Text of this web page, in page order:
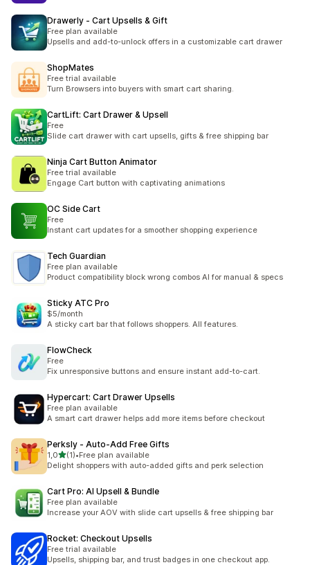
Drawerly ‑ Cart Upsells & Gift
Free plan available
Upsells and add-to-unlock offers in a customizable cart drawer
ShopMates
Free trial available
Turn Browsers into buyers with smart cart sharing.
CartLift: Cart Drawer & Upsell
Free
Slide cart drawer with cart upsells, gifts & free shipping bar
Ninja Cart Button Animator
Free trial available
Engage Cart button with captivating animations
OC Side Cart
Free
Instant cart updates for a smoother shopping experience
Tech Guardian
Free plan available
Product compatibility block wrong combos AI for manual & specs
Sticky ATC Pro
$5/month
A sticky cart bar that follows shoppers. All features.
FlowCheck
Free
Fix unresponsive buttons and ensure instant add-to-cart.
Hypercart: Cart Drawer Upsells
Free plan available
A smart cart drawer helps add more items before checkout
Perksly ‑ Auto‑Add Free Gifts
1,0z 5 hvězd
(1)
Celkový počet recenzí: 1
•Free plan available
Delight shoppers with auto-added gifts and perk selection
Cart Pro: AI Upsell & Bundle
Free plan available
Increase your AOV with slide cart upsells & free shipping bar
Rocket: Checkout Upsells
Free trial available
Upsells, shipping bar, and trust badges in one checkout app.